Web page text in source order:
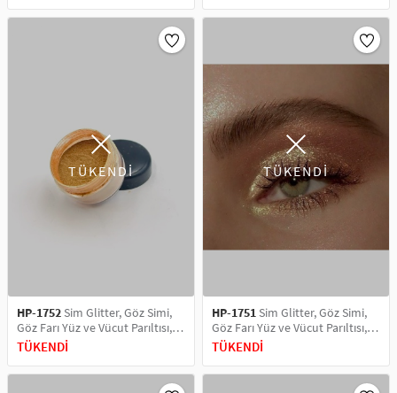
TÜKENDİ
HP-1752 Sim Glitter, Göz Simi,
Göz Farı Yüz ve Vücut Parıltısı,
Party Glitter Makyaj Simi 5 ML
TÜKENDİ
TÜKENDİ
HP-1751 Sim Glitter, Göz Simi,
Göz Farı Yüz ve Vücut Parıltısı,
Party Glitter Makyaj Simi 5 ML
TÜKENDİ